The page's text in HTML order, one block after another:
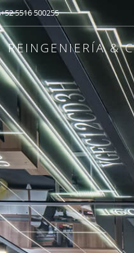
+52 5516 500255
REINGENIERÍA &